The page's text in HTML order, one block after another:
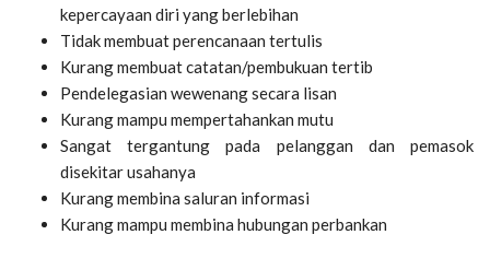
kepercayaan diri yang berlebihan
Tidak membuat perencanaan tertulis
Kurang membuat catatan/pembukuan tertib
Pendelegasian wewenang secara lisan
Kurang mampu mempertahankan mutu
Sangat tergantung pada pelanggan dan pemasok
disekitar usahanya
Kurang membina saluran informasi
Kurang mampu membina hubungan perbankan